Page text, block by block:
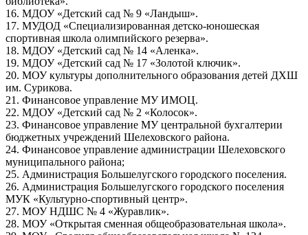
16. МДОУ «Детский сад № 9 «Ландыш».
17. МУДОД «Специализированная детско-юношеская
спортивная школа олимпийского резерва».
18. МДОУ «Детский сад № 14 «Аленка».
19. МДОУ «Детский сад № 17 «Золотой ключик».
20. МОУ культуры дополнительного образования детей ДХШ
им. Сурикова.
21. Финансовое управление МУ ИМОЦ.
22. МДОУ «Детский сад № 2 «Колосок».
23. Финансовое управление МУ центральной бухгалтерии
бюджетных учреждений Шелеховского района.
24. Финансовое управление администрации Шелеховского
муниципального района;
25. Администрация Большелугского городского поселения.
26. Администрация Большелугского городского поселения
МУК «Культурно-спортивный центр».
27. МОУ НДШС № 4 «Журавлик».
28. МОУ «Открытая сменная общеобразовательная школа».